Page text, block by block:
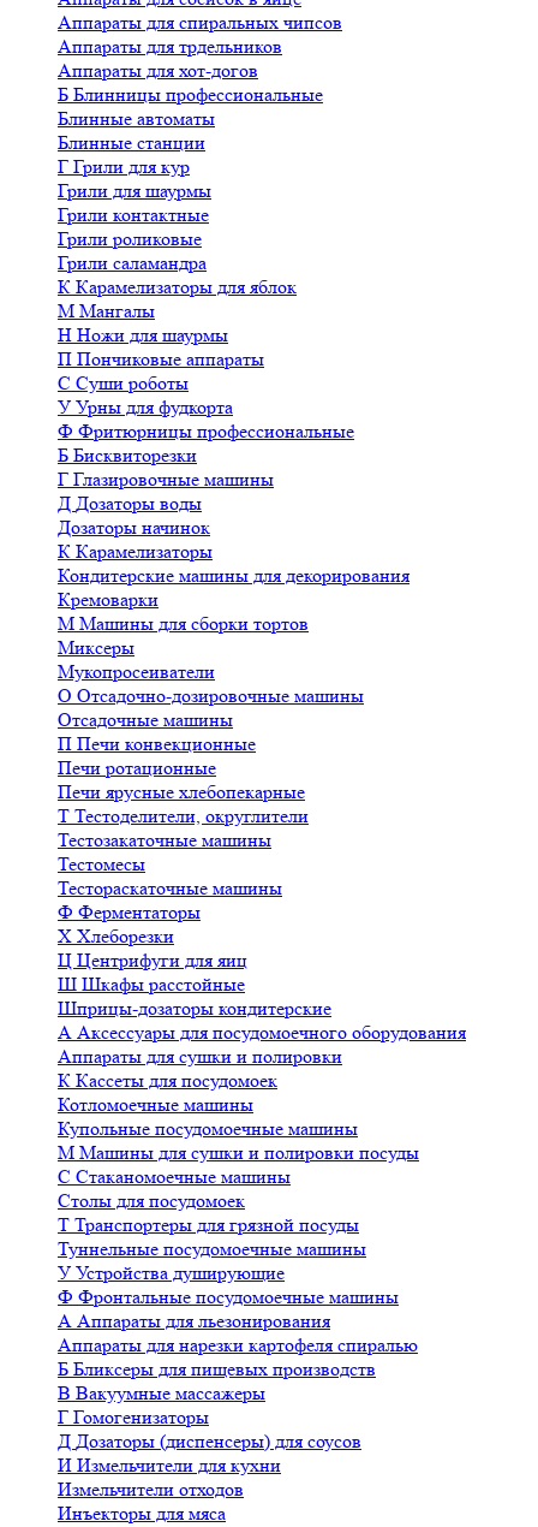
Аппараты для спиральных чипсов
Аппараты для трдельников
Аппараты для хот-догов
Б Блинницы профессиональные
Блинные автоматы
Блинные станции
Г Грили для кур
Грили для шаурмы
Грили контактные
Грили роликовые
Грили саламандра
К Карамелизаторы для яблок
М Мангалы
Н Ножи для шаурмы
П Пончиковые аппараты
С Суши роботы
У Урны для фудкорта
Ф Фритюрницы профессиональные
Б Бисквиторезки
Г Глазировочные машины
Д Дозаторы воды
Дозаторы начинок
К Карамелизаторы
Кондитерские машины для декорирования
Кремоварки
М Машины для сборки тортов
Миксеры
Мукопросеиватели
О Отсадочно-дозировочные машины
Отсадочные машины
П Печи конвекционные
Печи ротационные
Печи ярусные хлебопекарные
Т Тестоделители, округлители
Тестозакаточные машины
Тестомесы
Тестораскаточные машины
Ф Ферментаторы
Х Хлеборезки
Ц Центрифуги для яиц
Ш Шкафы расстойные
Шприцы-дозаторы кондитерские
А Аксессуары для посудомоечного оборудования
Аппараты для сушки и полировки
К Кассеты для посудомоек
Котломоечные машины
Купольные посудомоечные машины
М Машины для сушки и полировки посуды
С Стаканомоечные машины
Столы для посудомоек
Т Транспортеры для грязной посуды
Туннельные посудомоечные машины
У Устройства душирующие
Ф Фронтальные посудомоечные машины
А Аппараты для льезонирования
Аппараты для нарезки картофеля спиралью
Б Бликсеры для пищевых производств
В Вакуумные массажеры
Г Гомогенизаторы
Д Дозаторы (диспенсеры) для соусов
И Измельчители для кухни
Измельчители отходов
Инъекторы для мяса